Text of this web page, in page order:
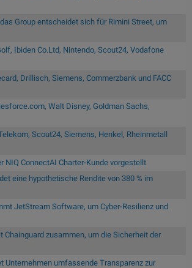
Group entscheidet sich für Rimini Street, um
Ibiden Co.Ltd, Nintendo, Scout24, Vodafone
Drillisch, Siemens, Commerzbank und FACC
Walt Disney, Goldman Sachs,
Scout24, Siemens, Henkel, Rheinmetall
NIQ ConnectAI Charter-Kunde vorgestellt
eine hypothetische Rendite von 380 % im
JetStream Software, um Cyber-Resilienz und
Chainguard zusammen, um die Sicherheit der
Unternehmen umfassende Transparenz zur